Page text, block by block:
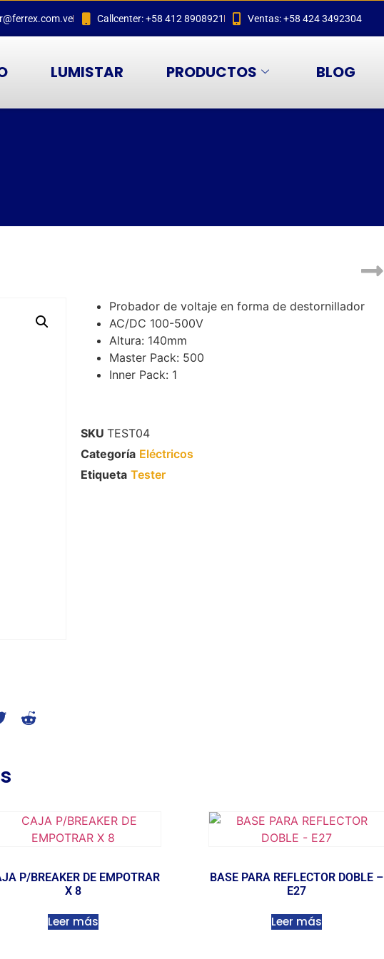
Callcenter: +58 412 8908921 Ventas: +58 424 3492304
LUMISTAR PRODUCTOS BLOG
Probador de voltaje en forma de destornillador
AC/DC 100-500V
Altura: 140mm
Master Pack: 500
Inner Pack: 1
SKU TEST04
Categoría Eléctricos
Etiqueta Tester
P/BREAKER DE EMPOTRAR
X 8
Leer más
BASE PARA REFLECTOR DOBLE –
E27
Leer más